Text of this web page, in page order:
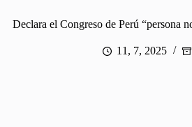
Declara el Congreso de Perú “persona
11, 7, 2025